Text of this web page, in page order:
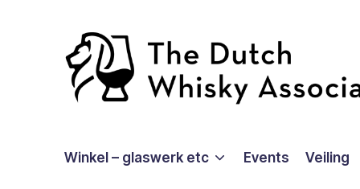
Winkel – glaswerk etc Events Veiling